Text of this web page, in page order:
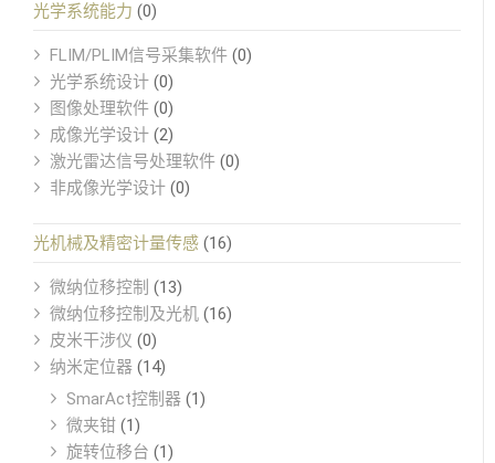
光学系统能力 (0)
FLIM/PLIM信号采集软件 (0)
光学系统设计 (0)
图像处理软件 (0)
成像光学设计 (2)
激光雷达信号处理软件 (0)
非成像光学设计 (0)
光机械及精密计量传感 (16)
微纳位移控制 (13)
微纳位移控制及光机 (16)
皮米干涉仪 (0)
纳米定位器 (14)
SmarAct控制器 (1)
微夹钳 (1)
旋转位移台 (1)